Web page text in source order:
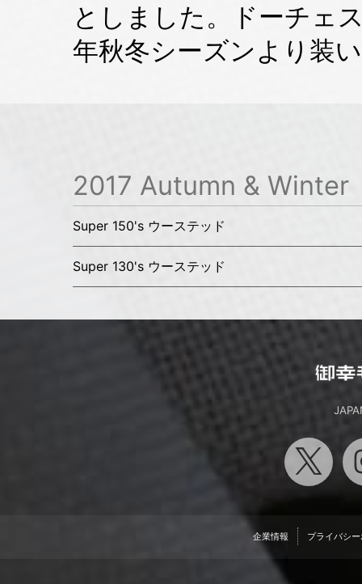
としました。ドーチェ
年秋冬シーズンより装
2017 Autumn & Winter
Super 150's ウーステッド
Super 130's ウーステッド
企業情報 プライバシ